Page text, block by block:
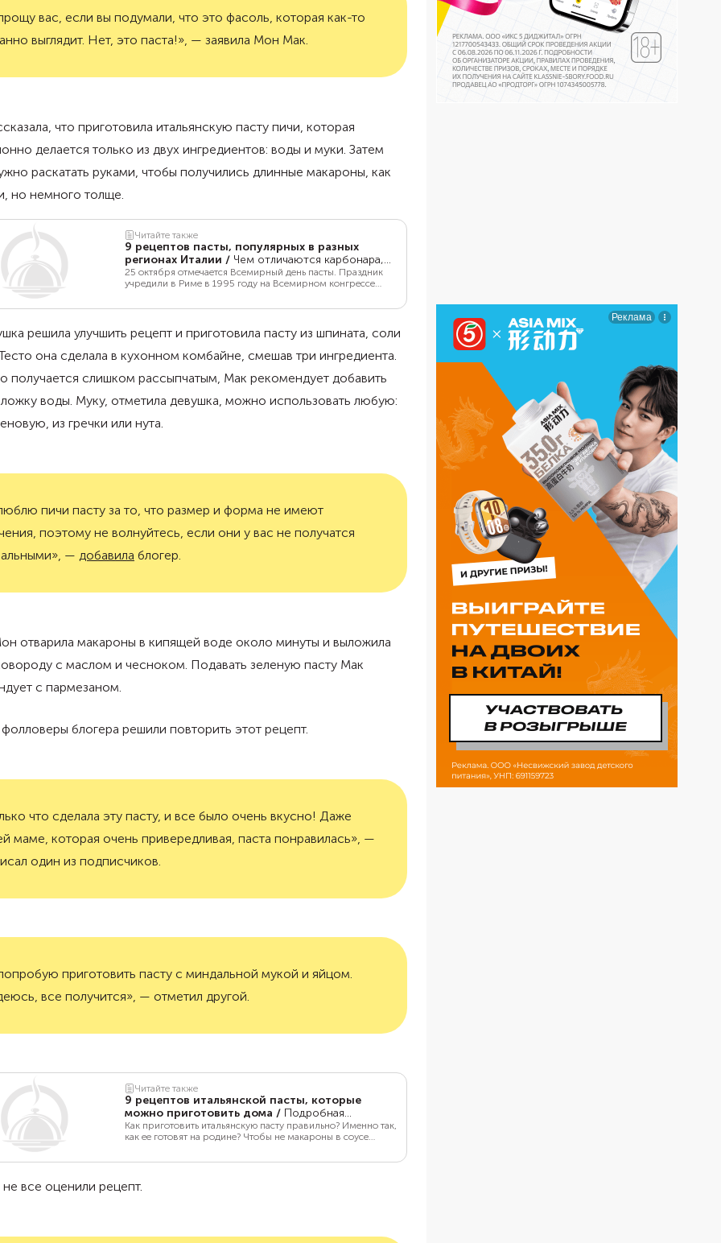
вас, если вы подумали, что это фасоль, которая как-то
выглядит. Нет, это паста!», — заявила Мон Мак.
что приготовила итальянскую пасту пичи, которая
делается только из двух ингредиентов: воды и муки. Затем
раскатать руками, чтобы получились длинные макароны, как
но немного толще.
Читайте также
9 рецептов пасты, популярных в разных
регионах Италии / Чем отличаются карбонара,
«Аматричиана» и паста «алла Норма»
25 октября отмечается Всемирный день пасты. Праздник
учредили в Риме в 1995 году на Всемирном конгрессе
всем мире. Рассказываем про виды пасты, популярные в
решила улучшить рецепт и приготовила пасту из шпината, соли
она сделала в кухонном комбайне, смешав три ингредиента.
получается слишком рассыпчатым, Мак рекомендует добавить
воды. Муку, отметила девушка, можно использовать любую:
из гречки или нута.
пичи пасту за то, что размер и форма не имеют
поэтому не волнуйтесь, если они у вас не получатся
— добавила блогер.
отварила макароны в кипящей воде около минуты и выложила
с маслом и чесноком. Подавать зеленую пасту Мак
с пармезаном.
блогера решили повторить этот рецепт.
что сделала эту пасту, и все было очень вкусно! Даже
маме, которая очень привередливая, паста понравилась», —
один из подписчиков.
приготовить пасту с миндальной мукой и яйцом.
все получится», — отметил другой.
Читайте также
9 рецептов итальянской пасты, которые
можно приготовить дома / Подробная
инструкция
Как приготовить итальянскую пасту правильно? Именно так,
как ее готовят на родине? Чтобы не макароны в соусе
потом съесть, намотав виртуозно пасту на вилку,
все оценили рецепт.